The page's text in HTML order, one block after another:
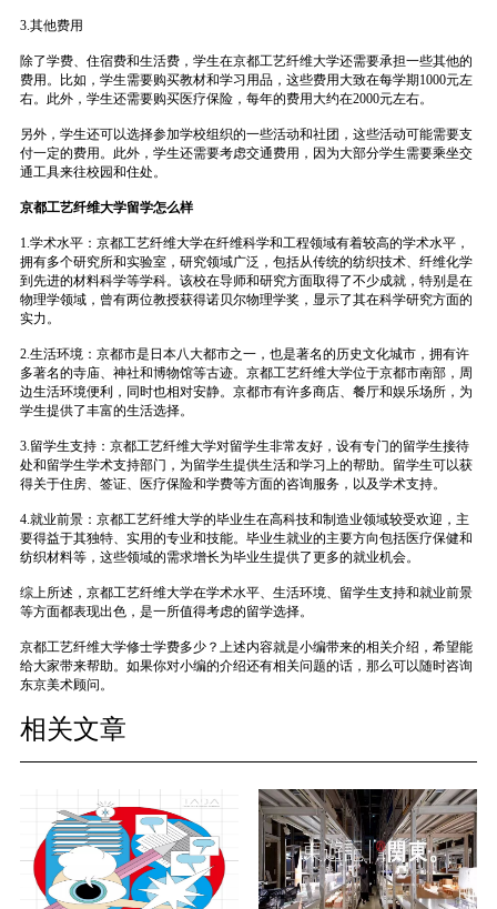
3.其他费用
除了学费、住宿费和生活费，学生在京都工艺纤维大学还需要承担一些其他的
费用。比如，学生需要购买教材和学习用品，这些费用大致在每学期1000元左
右。此外，学生还需要购买医疗保险，每年的费用大约在2000元左右。
另外，学生还可以选择参加学校组织的一些活动和社团，这些活动可能需要支
付一定的费用。此外，学生还需要考虑交通费用，因为大部分学生需要乘坐交
通工具来往校园和住处。
京都工艺纤维大学留学怎么样
1.学术水平：京都工艺纤维大学在纤维科学和工程领域有着较高的学术水平，
拥有多个研究所和实验室，研究领域广泛，包括从传统的纺织技术、纤维化学
到先进的材料科学等学科。该校在导师和研究方面取得了不少成就，特别是在
物理学领域，曾有两位教授获得诺贝尔物理学奖，显示了其在科学研究方面的
实力。
2.生活环境：京都市是日本八大都市之一，也是著名的历史文化城市，拥有许
多著名的寺庙、神社和博物馆等古迹。京都工艺纤维大学位于京都市南部，周
边生活环境便利，同时也相对安静。京都市有许多商店、餐厅和娱乐场所，为
学生提供了丰富的生活选择。
3.留学生支持：京都工艺纤维大学对留学生非常友好，设有专门的留学生接待
处和留学生学术支持部门，为留学生提供生活和学习上的帮助。留学生可以获
得关于住房、签证、医疗保险和学费等方面的咨询服务，以及学术支持。
4.就业前景：京都工艺纤维大学的毕业生在高科技和制造业领域较受欢迎，主
要得益于其独特、实用的专业和技能。毕业生就业的主要方向包括医疗保健和
纺织材料等，这些领域的需求增长为毕业生提供了更多的就业机会。
综上所述，京都工艺纤维大学在学术水平、生活环境、留学生支持和就业前景
等方面都表现出色，是一所值得考虑的留学选择。
京都工艺纤维大学修士学费多少？上述内容就是小编带来的相关介绍，希望能
给大家带来帮助。如果你对小编的介绍还有相关问题的话，那么可以随时咨询
东京美术顾问。
相关文章